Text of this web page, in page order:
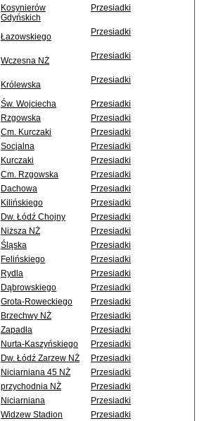
Kosynierów
Gdyńskich
Przesiadki
Łazowskiego Przesiadki
Wczesna NŻ Przesiadki
Królewska Przesiadki
Św. Wojciecha
Przesiadki
Rzgowska
Przesiadki
Cm. Kurczaki
Przesiadki
Socjalna
Przesiadki
Kurczaki
Przesiadki
Cm. Rzgowska
Przesiadki
Dachowa
Przesiadki
Kilińskiego
Przesiadki
Dw. Łódź Chojny
Przesiadki
Niższa NŻ
Przesiadki
Śląska
Przesiadki
Felińskiego
Przesiadki
Rydla
Przesiadki
Dąbrowskiego
Przesiadki
Grota-Roweckiego
Przesiadki
Brzechwy NŻ
Przesiadki
Zapadła
Przesiadki
Nurta-Kaszyńskiego
Przesiadki
Dw. Łódź Zarzew NŻ
Przesiadki
Niciarniana 45 NŻ
Przesiadki
przychodnia NŻ
Przesiadki
Niciarniana
Przesiadki
Widzew Stadion
Przesiadki